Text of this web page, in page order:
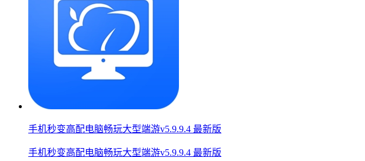
手机秒变高配电脑畅玩大型端游v5.9.9.4 最新版
手机秒变高配电脑畅玩大型端游v5.9.9.4 最新版